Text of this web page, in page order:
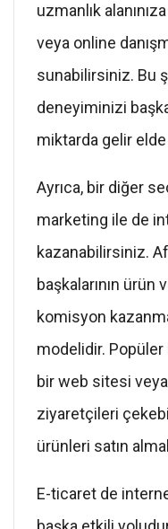
uzmanlık
veya online
sunabilirsiniz. Bu
deneyiminizi
miktarda gelir
Ayrıca, bir diğer
marketing ile de
kazanabilirsiniz.
başkalarının
komisyon
modelidir.
bir web sitesi
ziyaretçileri
ürünleri satın
E-ticaret de